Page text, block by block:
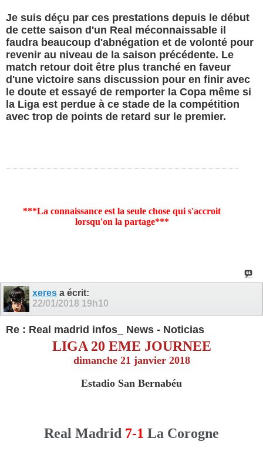
Je suis déçu par ces prestations depuis le début
de cette saison d'un Real méconnaissable il
faudra beaucoup d'abnégation et de volonté pour
revenir au niveau de la saison précédente. Le
match retour doit être plus tranché en faveur
d'une victoire sans discussion pour en finir avec
le doute et essayé de remporter la Copa même si
la Liga est perdue à ce stade de la compétition
avec trop de points de retard sur le premier.
***La connaissance est la seule chose qui s'accroit
lorsqu'on la partage***
xeres a écrit:
22/01/2018 19h10
Re : Real madrid infos_ News - Noticias
LIGA 20 EME JOURNEE
dimanche 21 janvier 2018
Estadio San Bernabéu
Real Madrid 7-1 La Corogne